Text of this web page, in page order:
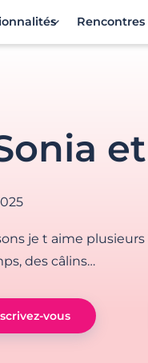
avec Meetic
Rencontres
je t aime
des câlins…
vous